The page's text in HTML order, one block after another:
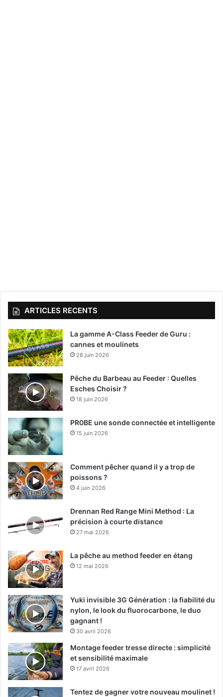
ARTICLES RECENTS
La gamme A-Class Feeder de Guru :
cannes et moulinets
28 juin 2026
Pêche du Barbeau au Feeder : Quelles
Esches Choisir ?
18 juin 2026
PR0BE une sonde connectée et intelligente
15 juin 2026
Comment pêcher quand il y a trop de
poissons ?
4 juin 2026
Drennan Red Range Mini Method : La
précision à courte distance
27 mai 2026
La pêche au method feeder en étang
12 mai 2026
Yuki invisible 3G Génération : la fiabilité du
nylon, le look du fluorocarbone, le duo
gagnant !
30 avril 2026
Montage feeder tresse directe : simplicité
et sensibilité maximale
17 avril 2026
Tentez de gagner votre nouveau moulinet !